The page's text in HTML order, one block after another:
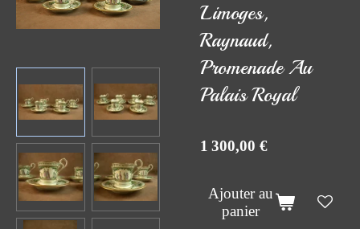
Limoges,
Raynaud,
Promenade Au
Palais Royal
1 300,00 €
Ajouter au
panier